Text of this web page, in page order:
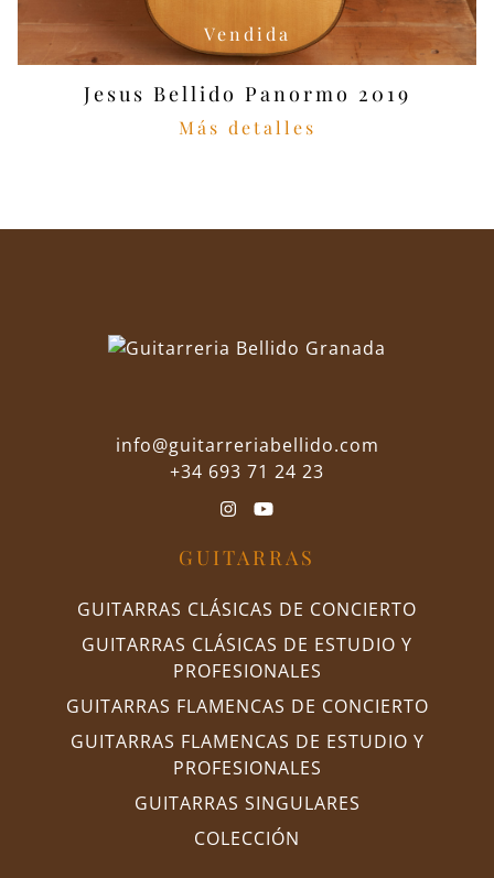
Vendida
Jesus Bellido Panormo 2019
Más detalles
info@guitarreriabellido.com
+34 693 71 24 23
GUITARRAS
GUITARRAS CLÁSICAS DE CONCIERTO
GUITARRAS CLÁSICAS DE ESTUDIO Y
PROFESIONALES
GUITARRAS FLAMENCAS DE CONCIERTO
GUITARRAS FLAMENCAS DE ESTUDIO Y
PROFESIONALES
GUITARRAS SINGULARES
COLECCIÓN